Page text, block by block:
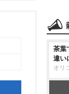
茶葉
違い
オリ